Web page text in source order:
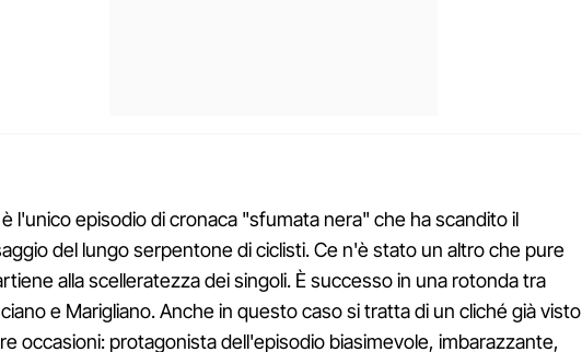
l'unico episodio di cronaca "sfumata nera" che ha scandito il
del lungo serpentone di ciclisti. Ce n'è stato un altro che pure
alla scelleratezza dei singoli. È successo in una rotonda tra
e Marigliano. Anche in questo caso si tratta di un cliché già visto
occasioni: protagonista dell'episodio biasimevole, imbarazzante,